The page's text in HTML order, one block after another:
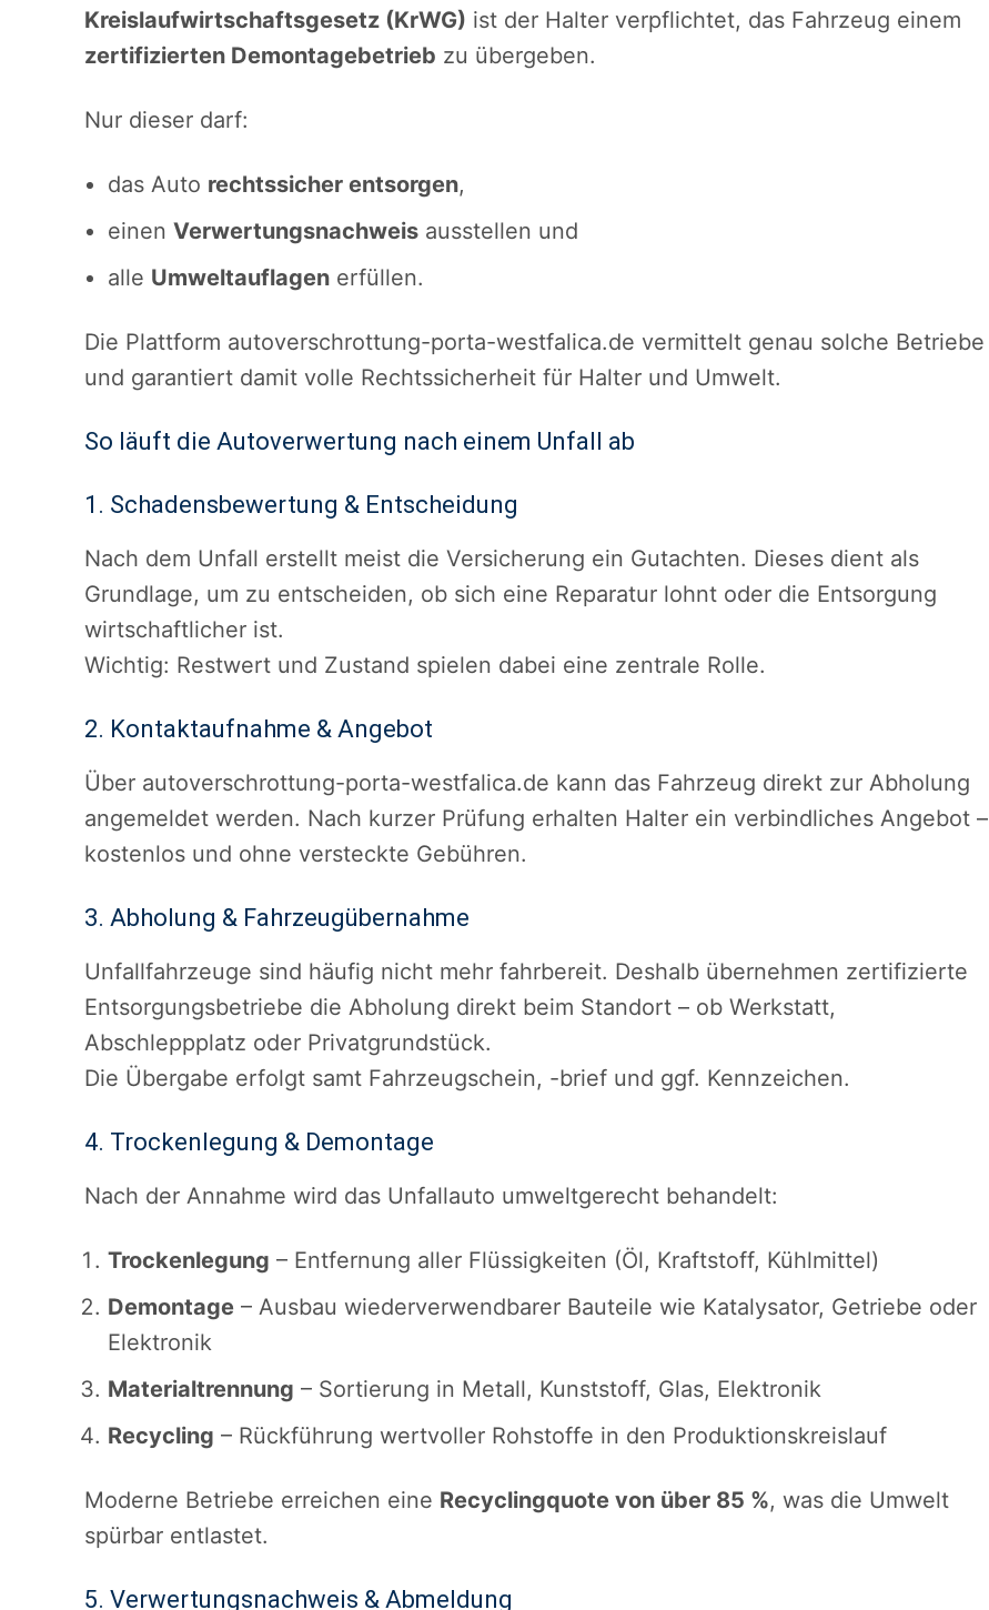
Kreislaufwirtschaftsgesetz (KrWG) ist der Halter verpflichtet, das Fahrzeug einem
zertifizierten Demontagebetrieb zu übergeben.
Nur dieser darf:
das Auto rechtssicher entsorgen,
einen Verwertungsnachweis ausstellen und
alle Umweltauflagen erfüllen.
Die Plattform autoverschrottung-porta-westfalica.de vermittelt genau solche Betriebe
und garantiert damit volle Rechtssicherheit für Halter und Umwelt.
So läuft die Autoverwertung nach einem Unfall ab
1. Schadensbewertung & Entscheidung
Nach dem Unfall erstellt meist die Versicherung ein Gutachten. Dieses dient als
Grundlage, um zu entscheiden, ob sich eine Reparatur lohnt oder die Entsorgung
wirtschaftlicher ist.
Wichtig: Restwert und Zustand spielen dabei eine zentrale Rolle.
2. Kontaktaufnahme & Angebot
Über autoverschrottung-porta-westfalica.de kann das Fahrzeug direkt zur Abholung
angemeldet werden. Nach kurzer Prüfung erhalten Halter ein verbindliches Angebot –
kostenlos und ohne versteckte Gebühren.
3. Abholung & Fahrzeugübernahme
Unfallfahrzeuge sind häufig nicht mehr fahrbereit. Deshalb übernehmen zertifizierte
Entsorgungsbetriebe die Abholung direkt beim Standort – ob Werkstatt,
Abschleppplatz oder Privatgrundstück.
Die Übergabe erfolgt samt Fahrzeugschein, -brief und ggf. Kennzeichen.
4. Trockenlegung & Demontage
Nach der Annahme wird das Unfallauto umweltgerecht behandelt:
Trockenlegung – Entfernung aller Flüssigkeiten (Öl, Kraftstoff, Kühlmittel)
Demontage – Ausbau wiederverwendbarer Bauteile wie Katalysator, Getriebe oder
Elektronik
Materialtrennung – Sortierung in Metall, Kunststoff, Glas, Elektronik
Recycling – Rückführung wertvoller Rohstoffe in den Produktionskreislauf
Moderne Betriebe erreichen eine Recyclingquote von über 85 %, was die Umwelt
spürbar entlastet.
5. Verwertungsnachweis & Abmeldung